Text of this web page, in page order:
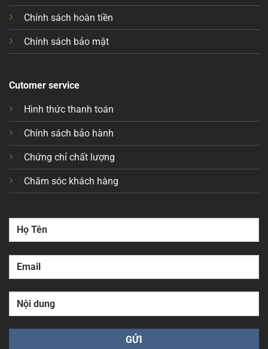
Chính sách hoàn tiền
Chính sách bảo mật
Cutomer service
Hình thức thanh toán
Chính sách bảo hành
Chứng chỉ chất lượng
Chăm sóc khách hàng